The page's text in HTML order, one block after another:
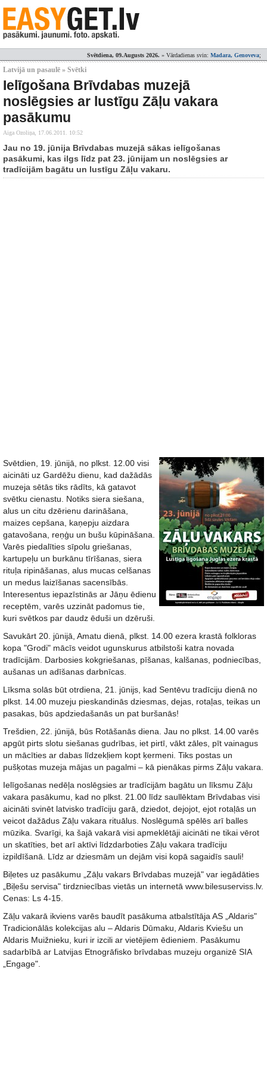
Svētdiena, 09.Augusts 2026. » Vārdadienas svin: Madara, Genoveva;
Latvijā un pasaulē » Svētki
Ielīgošana Brīvdabas muzejā
noslēgsies ar lustīgu Zāļu vakara
pasākumu
Aiga Ozoliņa, 17.06.2011. 10:52
Jau no 19. jūnija Brīvdabas muzejā sākas ielīgošanas
pasākumi, kas ilgs līdz pat 23. jūnijam un noslēgsies ar
tradīcijām bagātu un lustīgu Zāļu vakaru.
Svētdien, 19. jūnijā, no plkst. 12.00 visi
aicināti uz Gardēžu dienu, kad dažādās
muzeja sētās tiks rādīts, kā gatavot
svētku cienastu. Notiks siera siešana,
alus un citu dzērienu darināšana,
maizes cepšana, kaņepju aizdara
gatavošana, reņģu un bušu kūpināšana.
Varēs piedalīties sīpolu griešanas,
kartupeļu un burkānu tīrīšanas, siera
rituļa ripināšanas, alus mucas celšanas
un medus laizīšanas sacensībās.
Interesentus iepazīstinās ar Jāņu ēdienu
receptēm, varēs uzzināt padomus tie,
kuri svētkos par daudz ēduši un dzēruši.
Savukārt 20. jūnijā, Amatu dienā, plkst. 14.00 ezera krastā folkloras
kopa "Grodi" mācīs veidot ugunskurus atbilstoši katra novada
tradīcijām. Darbosies kokgriešanas, pīšanas, kalšanas, podniecības,
aušanas un adīšanas darbnīcas.
Līksma solās būt otrdiena, 21. jūnijs, kad Sentēvu tradīciju dienā no
plkst. 14.00 muzeju pieskandinās dziesmas, dejas, rotaļas, teikas un
pasakas, būs apdziedašanās un pat buršanās!
Trešdien, 22. jūnijā, būs Rotāšanās diena. Jau no plkst. 14.00 varēs
apgūt pirts slotu siešanas gudrības, iet pirtī, vākt zāles, pīt vainagus
un mācīties ar dabas līdzekļiem kopt ķermeni. Tiks postas un
pušķotas muzeja mājas un pagalmi – kā pienākas pirms Zāļu vakara.
Ielīgošanas nedēļa noslēgsies ar tradīcijām bagātu un līksmu Zāļu
vakara pasākumu, kad no plkst. 21.00 līdz saullēktam Brīvdabas visi
aicināti svinēt latvisko tradīciju garā, dziedot, dejojot, ejot rotaļās un
veicot dažādus Zāļu vakara rituālus. Noslēgumā spēlēs arī balles
mūzika. Svarīgi, ka šajā vakarā visi apmeklētāji aicināti ne tikai vērot
un skatīties, bet arī aktīvi līdzdarboties Zāļu vakara tradīciju
izpildīšanā. Līdz ar dziesmām un dejām visi kopā sagaidīs sauli!
Biļetes uz pasākumu „Zāļu vakars Brīvdabas muzejā" var iegādāties
„Biļešu servisa" tirdzniecības vietās un internetā www.bilesuserviss.lv.
Cenas: Ls 4-15.
Zāļu vakarā ikviens varēs baudīt pasākuma atbalstītāja AS „Aldaris"
Tradicionālās kolekcijas alu – Aldaris Dūmaku, Aldaris Kviešu un
Aldaris Muižnieku, kuri ir izcili ar vietējiem ēdieniem. Pasākumu
sadarbībā ar Latvijas Etnogrāfisko brīvdabas muzeju organizē SIA
„Engage".